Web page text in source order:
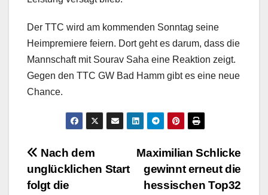
Der TTC wird am kommenden Sonntag seine
Heimpremiere feiern. Dort geht es darum, dass die
Mannschaft mit Sourav Saha eine Reaktion zeigt.
Gegen den TTC GW Bad Hamm gibt es eine neue
Chance.
Beitragsnavigation
Maximilian Schlicke
gewinnt erneut die
hessischen Top32
Nach dem
unglücklichen Start
folgt die